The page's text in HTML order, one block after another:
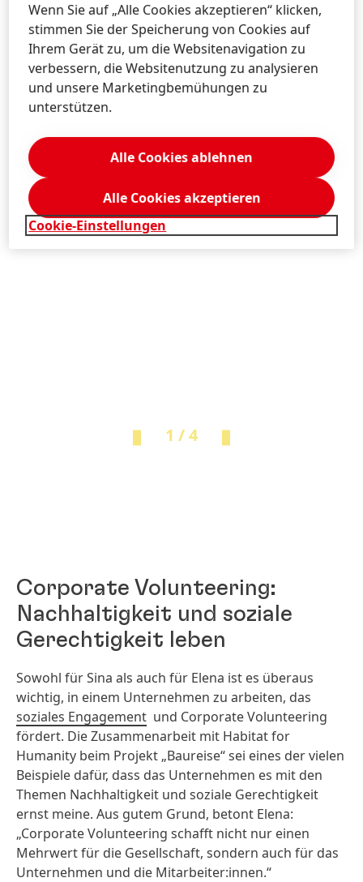
Das sieht Sina genauso: „Wir haben uns sehr gut
verstanden. Egal aus welchem Land, ob alt oder jung,
Mann oder Frau, ob aus der Fertigung oder der
Verwaltung. Mehr Diversität geht nicht, es war ein
Feuerwerk an Teamspirit.“ Dies unterstreiche einmal
mehr, wie sehr Vielfalt zu besseren Leistungen und
Erfolg beiträgt. Elena hat im Unternehmen bereits
Vorträge über ihre Erfahrungen in Rumänien
gehalten. Damit will sie die Kolleg:innen motivieren,
sich für soziale Projekte zu engagieren.
1 / 4
Corporate Volunteering:
Nachhaltigkeit und soziale
Gerechtigkeit leben
Sowohl für Sina als auch für Elena ist es überaus
wichtig, in einem Unternehmen zu arbeiten, das
soziales Engagement und Corporate Volunteering
fördert. Die Zusammenarbeit mit Habitat for
Humanity beim Projekt „Baureise“ sei eines der vielen
Beispiele dafür, dass das Unternehmen es mit den
Themen Nachhaltigkeit und soziale Gerechtigkeit
ernst meine. Aus gutem Grund, betont Elena:
„Corporate Volunteering schafft nicht nur einen
Mehrwert für die Gesellschaft, sondern auch für das
Unternehmen und die Mitarbeiter:innen.“
Wenn Sie auf „Alle Cookies akzeptieren“ klicken,
stimmen Sie der Speicherung von Cookies auf
Ihrem Gerät zu, um die Websitenavigation zu
verbessern, die Websitenutzung zu analysieren
und unsere Marketingbemühungen zu
unterstützen.
Cookie-Einstellungen
Alle Cookies ablehnen
Alle Cookies akzeptieren